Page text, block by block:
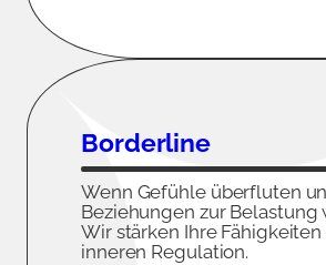
Borderline
Wenn Gefühle überfluten
Beziehungen zur Belastung
Wir stärken Ihre Fähigkeiten
inneren Regulation.